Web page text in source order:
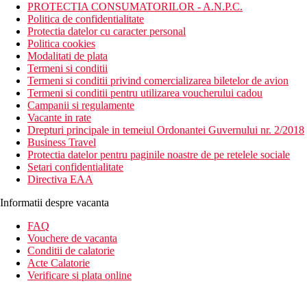
PROTECTIA CONSUMATORILOR - A.N.P.C.
Politica de confidentialitate
Protectia datelor cu caracter personal
Politica cookies
Modalitati de plata
Termeni si conditii
Termeni si conditii privind comercializarea biletelor de avion
Termeni si conditii pentru utilizarea voucherului cadou
Campanii si regulamente
Vacante in rate
Drepturi principale in temeiul Ordonantei Guvernului nr. 2/2018
Business Travel
Protectia datelor pentru paginile noastre de pe retelele sociale
Setari confidentialitate
Directiva EAA
Informatii despre vacanta
FAQ
Vouchere de vacanta
Conditii de calatorie
Acte Calatorie
Verificare si plata online